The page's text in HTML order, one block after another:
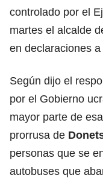
controlado por el
martes el alcalde
en declaraciones
Según dijo el
por el Gobierno
mayor parte de
prorrusa de
personas que se
autobuses que